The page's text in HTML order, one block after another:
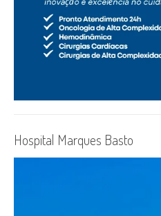
Hospital Marques Basto